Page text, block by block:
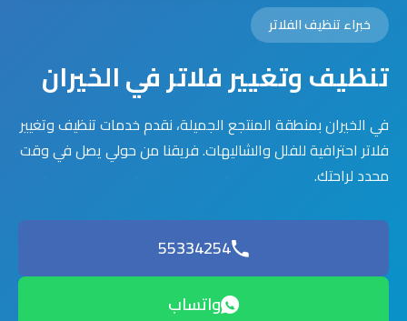
خبراء تنظيف الفلاتر
تنظيف وتغيير فلاتر في الخيران
في الخيران بمنطقة المنتجع الجميلة، نقدم خدمات تنظيف وتغيير
فلاتر احترافية للفلل والشاليهات. فريقنا من حولي يصل في وقت
محدد لراحتك.
55334254
واتساب